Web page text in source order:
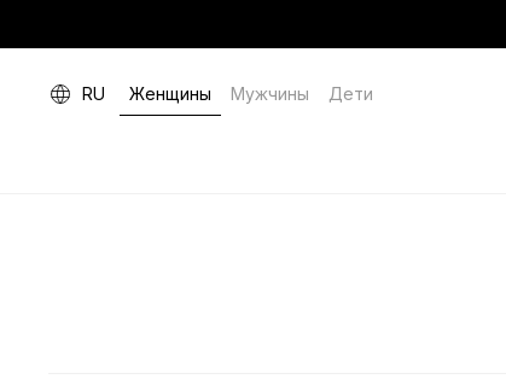
RU Женщины Мужчины Дети